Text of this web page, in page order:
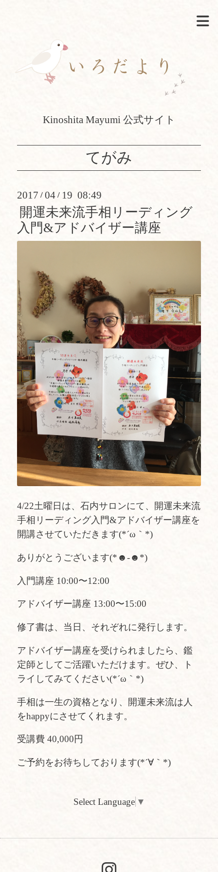
Kinoshita Mayumi 公式サイト
てがみ
2017 / 04 / 19 08:49
開運未来流手相リーディング
入門&アドバイザー講座
4/22土曜日は、石内サロンにて、開運未来流
手相リーディング入門&アドバイザー講座を
開講させていただきます(*´ω｀*)
ありがとうございます(*☻-☻*)
入門講座 10:00〜12:00
アドバイザー講座 13:00〜15:00
修了書は、当日、それぞれに発行します。
アドバイザー講座を受けられましたら、鑑
定師としてご活躍いただけます。ぜひ、ト
ライしてみてください(*´ω｀*)
手相は一生の資格となり、開運未来流は人
をhappyにさせてくれます。
受講費 40,000円
ご予約をお待ちしております(*´∀｀*)
Select Language ▼